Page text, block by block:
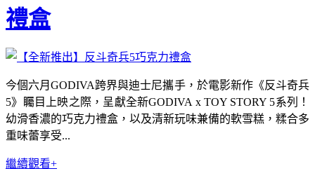
禮盒
今個六月GODIVA跨界與迪士尼攜手，於電影新作《反斗奇兵
5》矚目上映之際，呈獻全新GODIVA x TOY STORY 5系列！
幼滑香濃的巧克力禮盒，以及清新玩味兼備的軟雪糕，糅合多
重味蕾享受...
繼續觀看+